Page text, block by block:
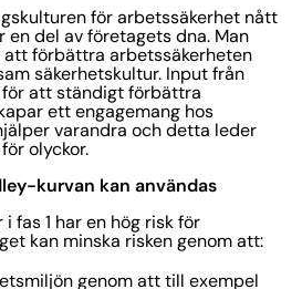
för arbetssäkerhet nått
en del av företagets dna. Man
förbättra arbetssäkerheten
säkerhetskultur. Input från
att ständigt förbättra
ett engagemang hos
varandra och detta leder
olyckor.
kurvan kan användas
fas 1 har en hög risk för
kan minska risken genom att:
genom att till exempel